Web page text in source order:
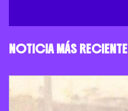
NOTICIA MÁS RECIENTE